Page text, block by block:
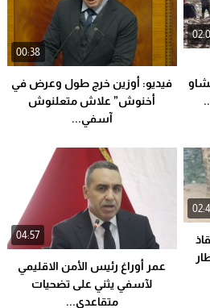
00:38
فيديو: أوزين خرج طول وعرض في
أخنوش” علاش متعلنوش
آسفي...
04:57
عمر أوراغ رئيس الأمن الاقليمي
لآسفي يثني على تضحيات
متقاعدي...